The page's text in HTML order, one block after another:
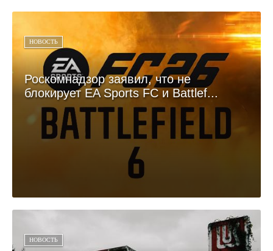
НОВОСТЬ
Роскомнадзор заявил, что не
блокирует EA Sports FC и Battlef...
НОВОСТЬ